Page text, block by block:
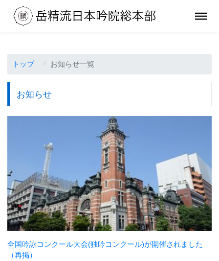
トップ お知らせ一覧
お知らせ
全国吟詠コンクール大会(独吟コンクール)が開催されました
（再掲）